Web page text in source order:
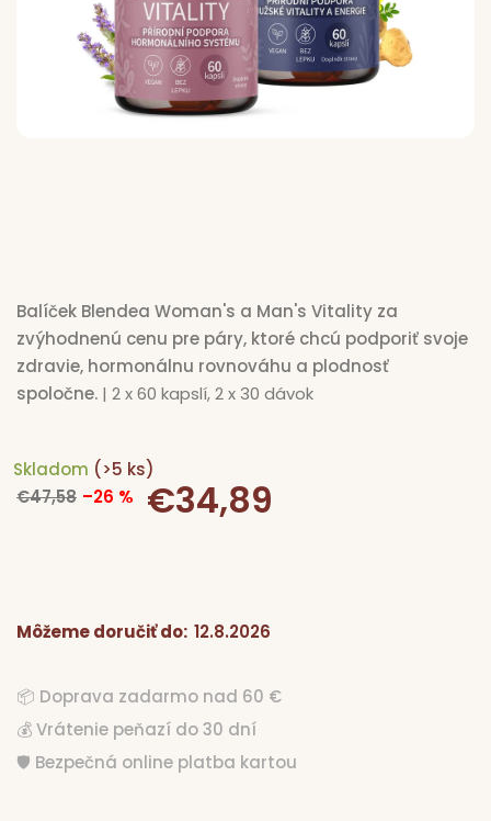
Balíček Blendea Woman's a Man's Vitality za
zvýhodnenú cenu pre páry, ktoré chcú podporiť svoje
zdravie, hormonálnu rovnováhu a plodnosť
spoločne. | 2 x 60 kapslí, 2 x 30 dávok
€47,58 –26 % €34,89
Skladom (>5 ks)
Môžeme doručiť do: 12.8.2026
📦 Doprava zadarmo nad 60 €
💰 Vrátenie peňazí do 30 dní
🛡️ Bezpečná online platba kartou
€47,5
8